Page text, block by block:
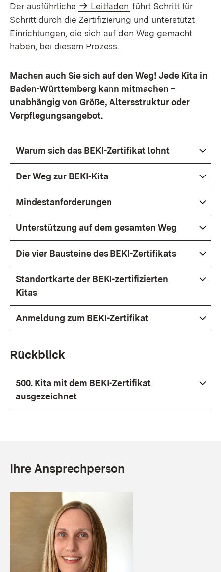
Der ausführliche
Leitfaden führt Schritt für
Schritt durch die Zertifizierung und unterstützt
Einrichtungen, die sich auf den Weg gemacht
haben, bei diesem Prozess.
Machen auch Sie sich auf den Weg! Jede Kita in
Baden-Württemberg kann mitmachen –
unabhängig von Größe, Altersstruktur oder
Verpflegungsangebot.
Warum sich das BEKI-Zertifikat lohnt
Der Weg zur BEKI-Kita
Mindestanforderungen
Unterstützung auf dem gesamten Weg
Die vier Bausteine des BEKI-Zertifikats
Standortkarte der BEKI-zertifizierten
Kitas
Anmeldung zum BEKI-Zertifikat
Rückblick
500. Kita mit dem BEKI-Zertifikat
ausgezeichnet
Ihre Ansprechperson